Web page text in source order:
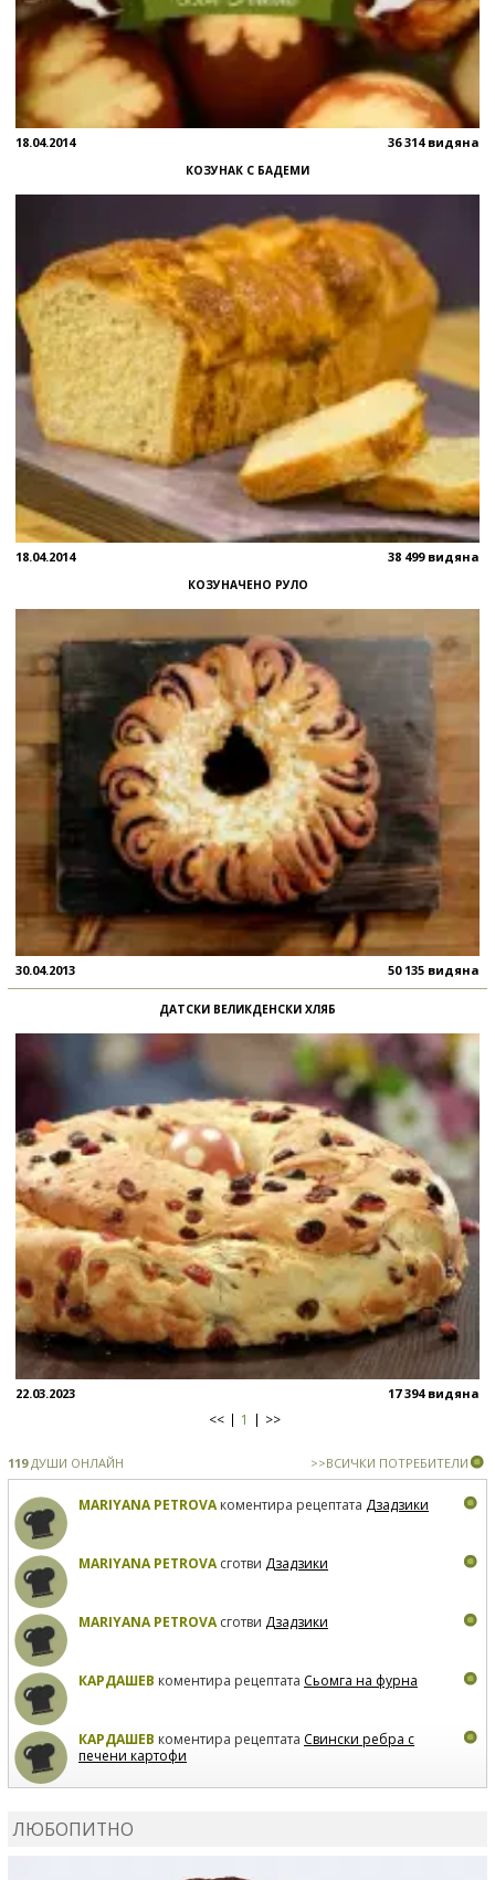
18.04.2014 36 314 видяна
КОЗУНАК С БАДЕМИ
18.04.2014 38 499 видяна
КОЗУНАЧЕНО РУЛО
30.04.2013 50 135 видяна
ДАТСКИ ВЕЛИКДЕНСКИ ХЛЯБ
22.03.2023 17 394 видяна
<< 1 >>
119ДУШИ ОНЛАЙН >>ВСИЧКИ ПОТРЕБИТЕЛИ
MARIYANA PETROVAкоментира рецептата Дзадзики
MARIYANA PETROVAсготви Дзадзики
MARIYANA PETROVAсготви Дзадзики
КАРДАШЕВ коментира рецептата Сьомга на фурна
КАРДАШЕВ коментира рецептата Свински ребра с
печени картофи
ЛЮБОПИТНО